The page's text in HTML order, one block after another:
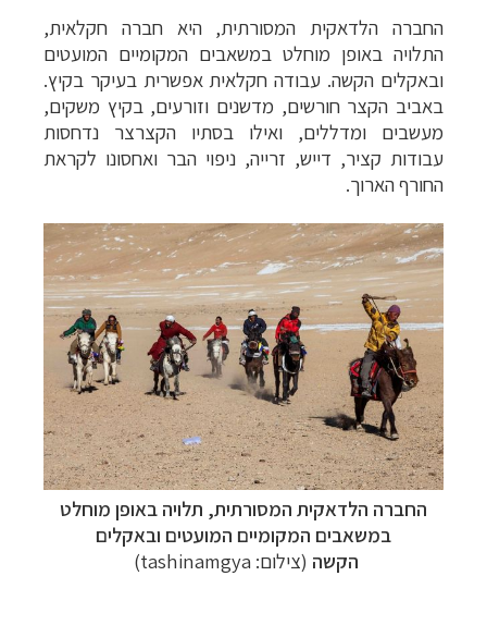
החברה הלדאקית המסורתית, היא חברה חקלאית,
התלויה באופן מוחלט במשאבים המקומיים המועטים
ובאקלים הקשה. עבודה חקלאית אפשרית בעיקר בקיץ.
באביב הקצר חורשים, מדשנים וזורעים, בקיץ משקים,
מעשבים ומדללים, ואילו בסתיו הקצרצר נדחסות
עבודות קציר, דייש, זרייה, ניפוי הבר ואחסונו לקראת
החורף הארוך.
החברה הלדאקית המסורתית, תלויה באופן מוחלט
במשאבים המקומיים המועטים ובאקלים
הקשה (צילום: tashinamgya)